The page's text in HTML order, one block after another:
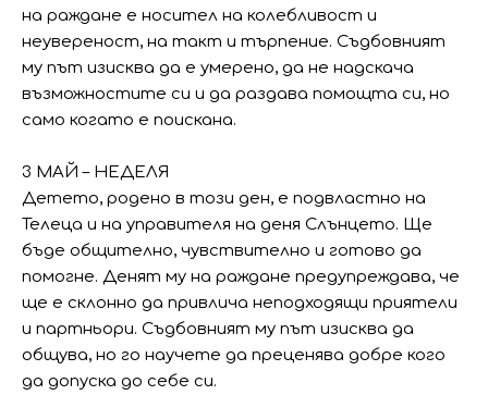
на раждане е носител на колебливост и
неувереност, на такт и търпение. Съдбовният
му път изисква да е умерено, да не надскача
възможностите си и да раздава помощта си, но
само когато е поискана.
3 МАЙ – НЕДЕЛЯ
Детето, родено в този ден, е подвластно на
Телеца и на управителя на деня Слънцето. Ще
бъде общително, чувствително и готово да
помогне. Денят му на раждане предупреждава, че
ще е склонно да привлича неподходящи приятели
и партньори. Съдбовният му път изисква да
общува, но го научете да преценява добре кого
да допуска до себе си.